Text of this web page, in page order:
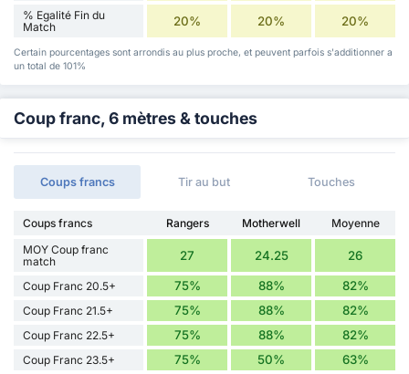
% Egalité Fin du
Match
20% 20% 20%
Certain pourcentages sont arrondis au plus proche, et peuvent parfois s'additionner a
un total de 101%
Coup franc, 6 mètres & touches
Coups francs Tir au but Touches
Coups francs Rangers Motherwell
Moyenne
MOY Coup franc
match
27 24.25 26
Coup Franc 20.5+ 75% 88% 82%
Coup Franc 21.5+ 75% 88% 82%
Coup Franc 22.5+ 75% 88% 82%
Coup Franc 23.5+ 75% 50% 63%